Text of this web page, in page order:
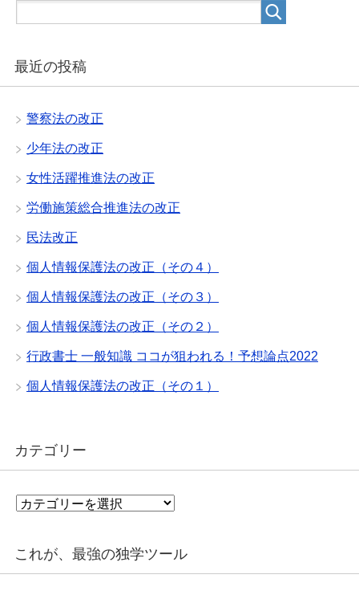
最近の投稿
警察法の改正
少年法の改正
女性活躍推進法の改正
労働施策総合推進法の改正
民法改正
個人情報保護法の改正（その４）
個人情報保護法の改正（その３）
個人情報保護法の改正（その２）
行政書士 一般知識 ココが狙われる！予想論点2022
個人情報保護法の改正（その１）
カテゴリー
カ
リ
これが、最強の独学ツール